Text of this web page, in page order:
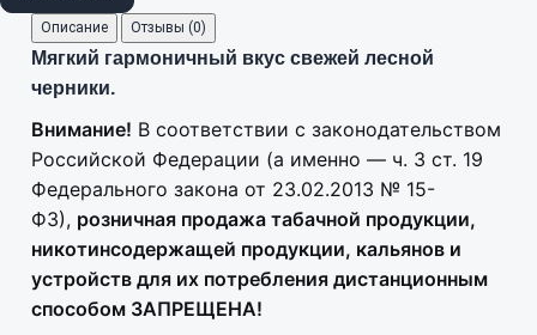
Описание Отзывы (0)
Мягкий гармоничный вкус свежей лесной
черники.
Внимание! В соответствии с законодательством
Российской Федерации (а именно — ч. 3 ст. 19
Федерального закона от 23.02.2013 № 15-
ФЗ), розничная продажа табачной продукции,
никотинсодержащей продукции, кальянов и
устройств для их потребления дистанционным
способом ЗАПРЕЩЕНА!